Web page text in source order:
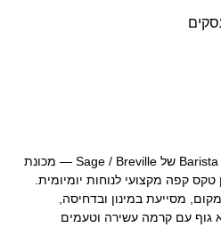
הכירו את Barista Express® Impress של Sage / Breville — מכונת
קפה מקצועי לנוחות יומיומית.
מסייעת במינון ובדחיסה,
עם קרמה עשירה וטעמים